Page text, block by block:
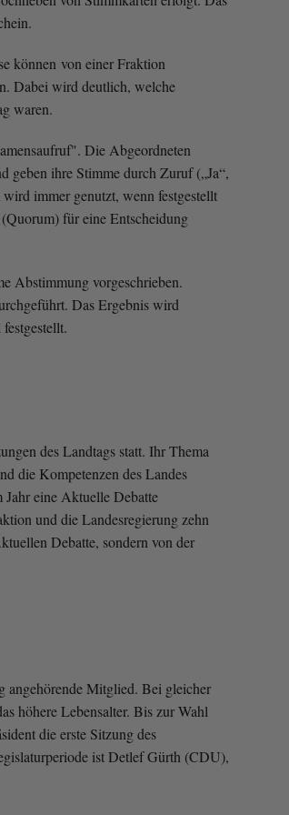
können von einer Fraktion
Dabei wird deutlich, welche
waren.
Die Abgeordneten
geben ihre Stimme durch Zuruf („Ja“,
immer genutzt, wenn festgestellt
für eine Entscheidung
Abstimmung vorgeschrieben.
Das Ergebnis wird
des Landtags statt. Ihr Thema
die Kompetenzen des Landes
Jahr eine Aktuelle Debatte
und die Landesregierung zehn
Debatte, sondern von der
angehörende Mitglied. Bei gleicher
höhere Lebensalter. Bis zur Wahl
die erste Sitzung des
ist Detlef Gürth (CDU),